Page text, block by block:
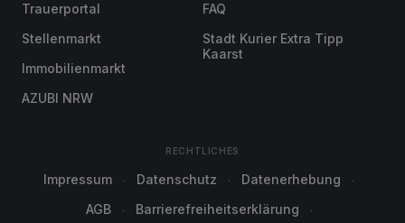
Trauerportal
Stellenmarkt
Immobilienmarkt
AZUBI NRW
FAQ
Stadt Kurier Extra Tipp
Kaarst
RECHTLICHES
Impressum Datenschutz
Datenerhebung
AGB
Barrierefreiheitserklärung